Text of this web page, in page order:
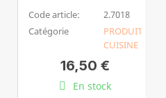
Code article:
2.7018
Catégorie
PRODUIT
CUISINE
16,50 €
En stock